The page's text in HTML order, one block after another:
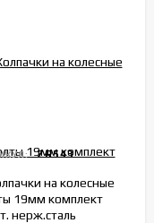
ZR543
на колесные
19мм комплект
нерж.сталь